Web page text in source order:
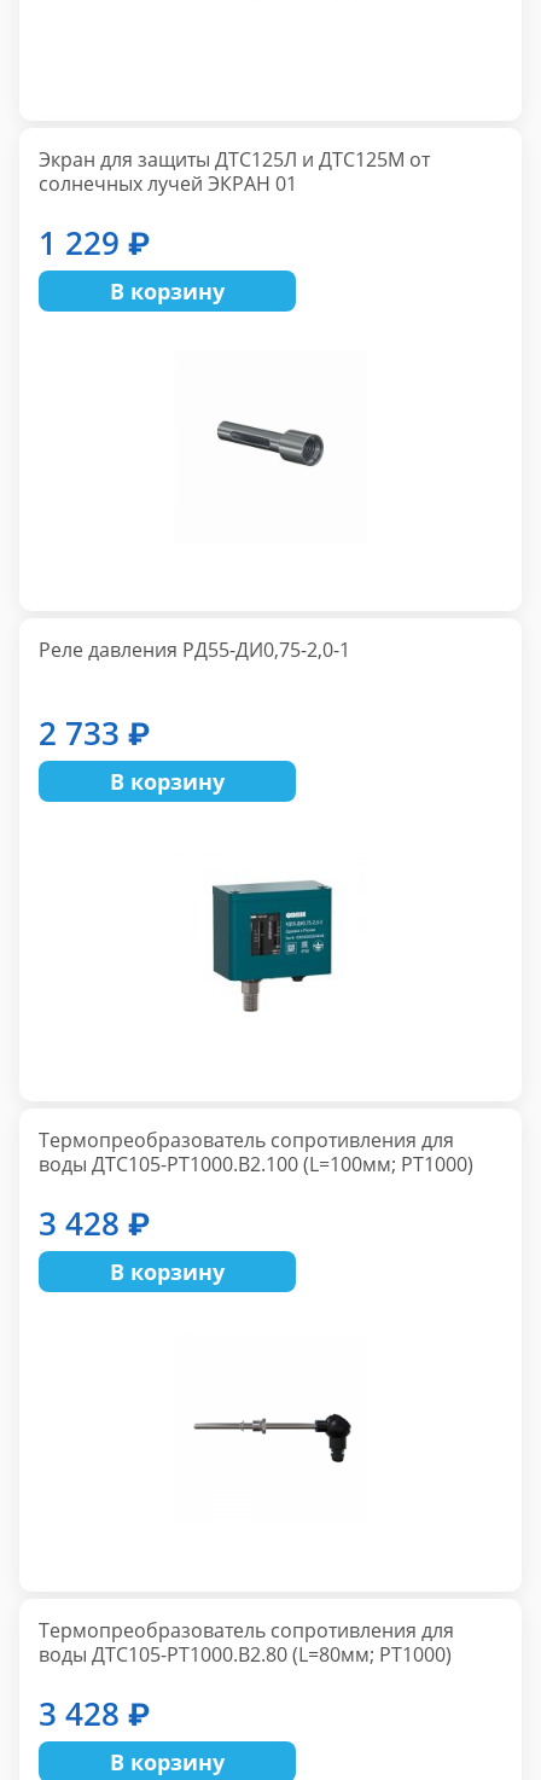
Экран для защиты ДТС125Л и ДТС125М от
солнечных лучей ЭКРАН 01
1 229 ₽
В корзину
Реле давления РД55-ДИ0,75-2,0-1
2 733 ₽
В корзину
Термопреобразователь сопротивления для
воды ДТС105-РТ1000.В2.100 (L=100мм; PT1000)
3 428 ₽
В корзину
Термопреобразователь сопротивления для
воды ДТС105-РТ1000.В2.80 (L=80мм; PT1000)
3 428 ₽
В корзину